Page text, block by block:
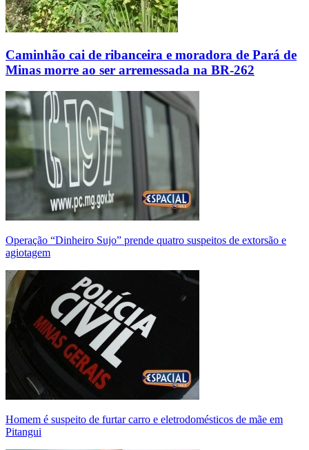
Caminhão cai de ribanceira e moradora de Pará de
Minas morre ao ser arremessada na BR-262
Operação “Dinheiro Sujo” prende quatro suspeitos de extorsão e
agiotagem
Homem é suspeito de furtar carro e eletrodomésticos de mãe em
Pitangui